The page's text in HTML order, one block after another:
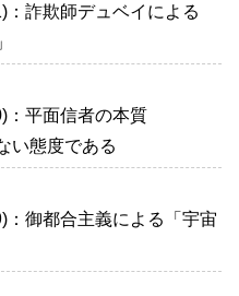
詐欺師デュベイによる
：平面信者の本質
い態度である
御都合主義による「宇宙